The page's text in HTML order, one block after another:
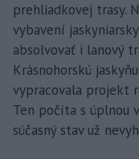
prehliadkovej trasy.
vybavení
absolvovať i lanový
Krásnohorskú
vypracovala projekt
Ten počíta s úplnou
súčasný stav už